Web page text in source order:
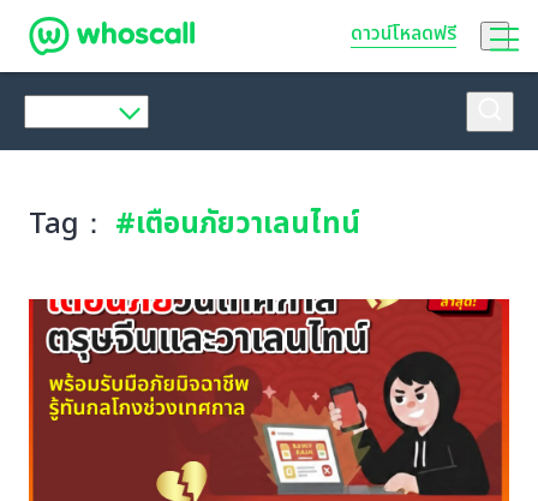
Whoscallดาวน์โหลดฟรี
Tag： #เตือนภัยวาเลนไทน์